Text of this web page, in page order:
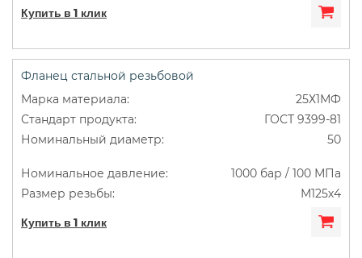
Купить в 1 клик
Фланец стальной резьбовой
25Х1МФ
ГОСТ 9399-81
50
1000 бар / 100 МПа
М125х4
Купить в 1 клик